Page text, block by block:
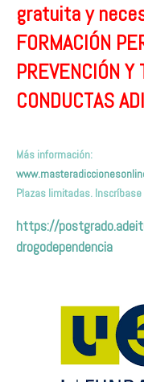
gratuita y
FORMACIÓN
PREVENCIÓN Y
CONDUCTAS
Más información:
Plazas limitadas. Inscríbas
https://
drogodependencia